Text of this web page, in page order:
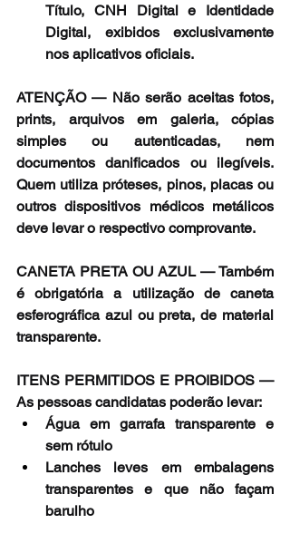
Título, CNH Digital e Identidade
Digital, exibidos exclusivamente
nos aplicativos oficiais.
ATENÇÃO — Não serão aceitas fotos,
prints, arquivos em galeria, cópias
simples ou autenticadas, nem
documentos danificados ou ilegíveis.
Quem utiliza próteses, pinos, placas ou
outros dispositivos médicos metálicos
deve levar o respectivo comprovante.
CANETA PRETA OU AZUL — Também
é obrigatória a utilização de caneta
esferográfica azul ou preta, de material
transparente.
ITENS PERMITIDOS E PROIBIDOS —
As pessoas candidatas poderão levar:
Água em garrafa transparente e
sem rótulo
Lanches leves em embalagens
transparentes e que não façam
barulho